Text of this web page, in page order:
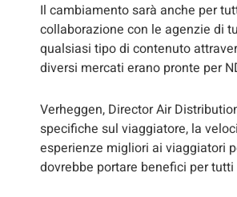
Il cambiamento sarà anche per
collaborazione con le agenzie di
qualsiasi tipo di contenuto
diversi mercati erano pronte per
Verheggen, Director Air
specifiche sul viaggiatore, la
esperienze migliori ai viaggiatori
dovrebbe portare benefici per